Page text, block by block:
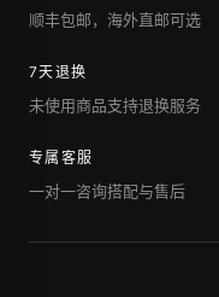
顺丰包邮，海外直邮可选
7天退换
未使用商品支持退换服务
专属客服
一对一咨询搭配与售后